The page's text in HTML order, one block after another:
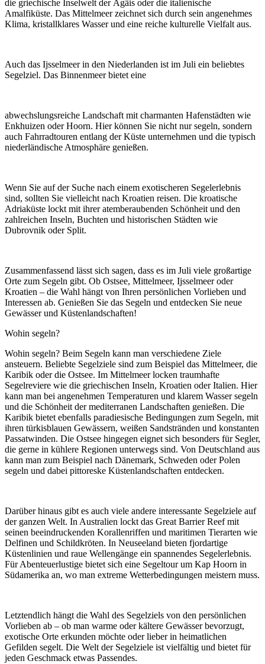
die griechische Inselwelt der Ägäis oder die italienische
Amalfiküste. Das Mittelmeer zeichnet sich durch sein angenehmes
Klima, kristallklares Wasser und eine reiche kulturelle Vielfalt aus.
Auch das Ijsselmeer in den Niederlanden ist im Juli ein beliebtes
Segelziel. Das Binnenmeer bietet eine
abwechslungsreiche Landschaft mit charmanten Hafenstädten wie
Enkhuizen oder Hoorn. Hier können Sie nicht nur segeln, sondern
auch Fahrradtouren entlang der Küste unternehmen und die typisch
niederländische Atmosphäre genießen.
Wenn Sie auf der Suche nach einem exotischeren Segelerlebnis
sind, sollten Sie vielleicht nach Kroatien reisen. Die kroatische
Adriaküste lockt mit ihrer atemberaubenden Schönheit und den
zahlreichen Inseln, Buchten und historischen Städten wie
Dubrovnik oder Split.
Zusammenfassend lässt sich sagen, dass es im Juli viele großartige
Orte zum Segeln gibt. Ob Ostsee, Mittelmeer, Ijsselmeer oder
Kroatien – die Wahl hängt von Ihren persönlichen Vorlieben und
Interessen ab. Genießen Sie das Segeln und entdecken Sie neue
Gewässer und Küstenlandschaften!
Wohin segeln?
Wohin segeln? Beim Segeln kann man verschiedene Ziele
ansteuern. Beliebte Segelziele sind zum Beispiel das Mittelmeer, die
Karibik oder die Ostsee. Im Mittelmeer locken traumhafte
Segelreviere wie die griechischen Inseln, Kroatien oder Italien. Hier
kann man bei angenehmen Temperaturen und klarem Wasser segeln
und die Schönheit der mediterranen Landschaften genießen. Die
Karibik bietet ebenfalls paradiesische Bedingungen zum Segeln, mit
ihren türkisblauen Gewässern, weißen Sandstränden und konstanten
Passatwinden. Die Ostsee hingegen eignet sich besonders für Segler,
die gerne in kühlere Regionen unterwegs sind. Von Deutschland aus
kann man zum Beispiel nach Dänemark, Schweden oder Polen
segeln und dabei pittoreske Küstenlandschaften entdecken.
Darüber hinaus gibt es auch viele andere interessante Segelziele auf
der ganzen Welt. In Australien lockt das Great Barrier Reef mit
seinen beeindruckenden Korallenriffen und maritimen Tierarten wie
Delfinen und Schildkröten. In Neuseeland bieten fjordartige
Küstenlinien und raue Wellengänge ein spannendes Segelerlebnis.
Für Abenteuerlustige bietet sich eine Segeltour um Kap Hoorn in
Südamerika an, wo man extreme Wetterbedingungen meistern muss.
Letztendlich hängt die Wahl des Segelziels von den persönlichen
Vorlieben ab – ob man warme oder kältere Gewässer bevorzugt,
exotische Orte erkunden möchte oder lieber in heimatlichen
Gefilden segelt. Die Welt der Segelziele ist vielfältig und bietet für
jeden Geschmack etwas Passendes.